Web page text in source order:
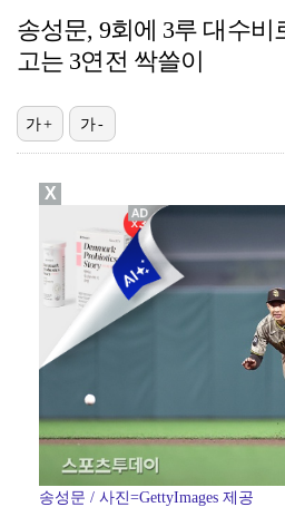
[ST포토] 키키 지유, 포
[ST포토] 지유, '키키 컴
[ST포토] 키키 지유, 인
[ST포토] 고지원, 디펜딩
송성문, 9회에 3루 대수
고는 3연전 싹쓸이
가+ 가-
송성문 / 사진=GettyImages 제공
X